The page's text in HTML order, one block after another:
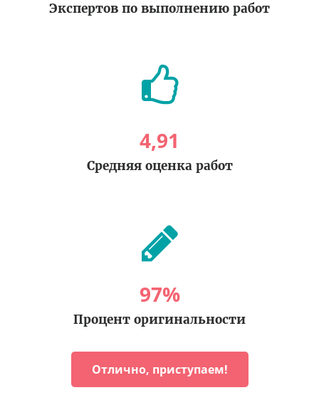
Экспертов по выполнению работ
4,91
Средняя оценка работ
97%
Процент оригинальности
Отлично, приступаем!